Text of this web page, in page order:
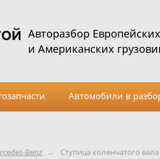
Benz ← Ступица коленчатого
Авторазбор Европейских
и Американских
Автомобили в